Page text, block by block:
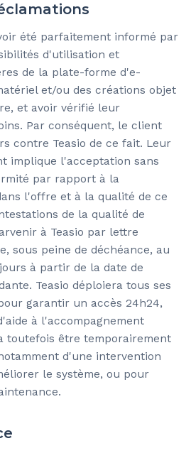
été parfaitement informé par
d'utilisation et
de la plate-forme d'e-
et/ou des créations objet
et avoir vérifié leur
Par conséquent, le client
contre Teasio de ce fait. Leur
implique l'acceptation sans
par rapport à la
l'offre et à la qualité de ce
de la qualité de
à Teasio par lettre
sous peine de déchéance, au
à partir de la date de
Teasio déploiera tous ses
garantir un accès 24h24,
à l'accompagnement
toutefois être temporairement
d'une intervention
le système, ou pour